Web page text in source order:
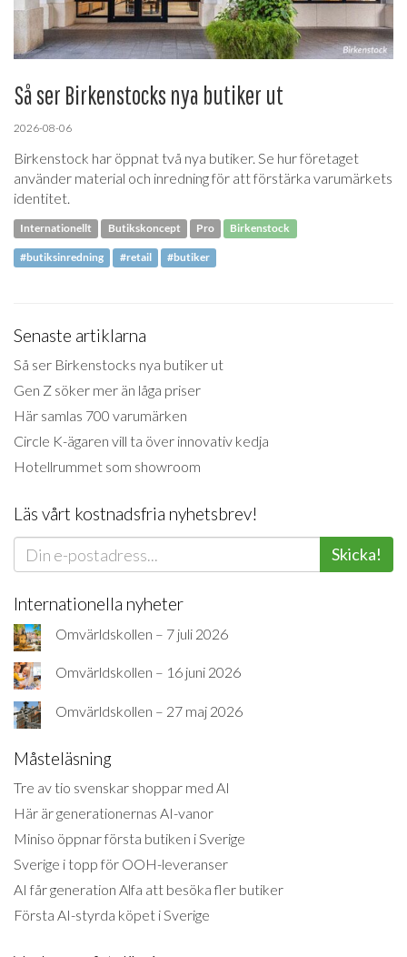
Så ser Birkenstocks nya butiker ut
2026-08-06
Birkenstock har öppnat två nya butiker. Se hur företaget
använder material och inredning för att förstärka varumärkets
identitet.
Internationellt Butikskoncept Pro Birkenstock
#butiksinredning #retail #butiker
Senaste artiklarna
Så ser Birkenstocks nya butiker ut
Gen Z söker mer än låga priser
Här samlas 700 varumärken
Circle K-ägaren vill ta över innovativ kedja
Hotellrummet som showroom
Läs vårt kostnadsfria nyhetsbrev!
Skicka!
Internationella nyheter
Omvärldskollen – 7 juli 2026
Omvärldskollen – 16 juni 2026
Omvärldskollen – 27 maj 2026
Måsteläsning
Tre av tio svenskar shoppar med AI
Här är generationernas AI-vanor
Miniso öppnar första butiken i Sverige
Sverige i topp för OOH-leveranser
AI får generation Alfa att besöka fler butiker
Första AI-styrda köpet i Sverige